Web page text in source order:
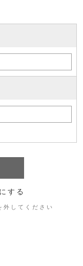
する
外してください